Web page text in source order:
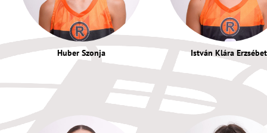
Huber Szonja István Klára Erzsébet